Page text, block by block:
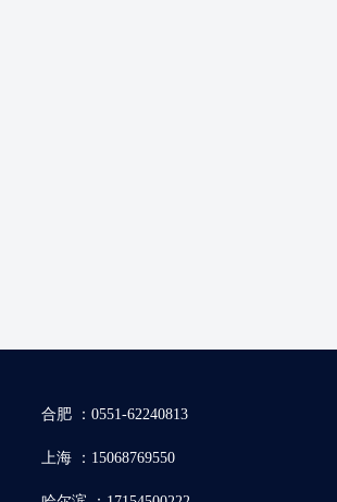
合肥 ：0551-62240813
上海 ：15068769550